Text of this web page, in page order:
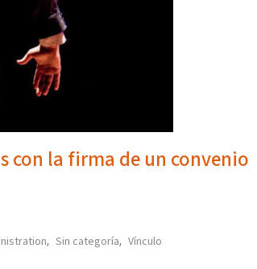
con la firma de un convenio
, Sin categoría, Vínculo